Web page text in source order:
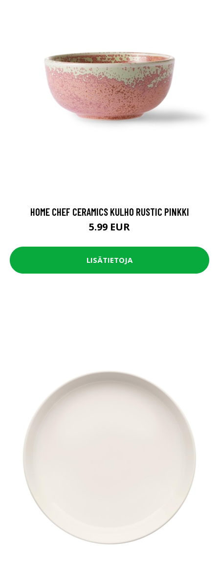
HOME CHEF CERAMICS KULHO RUSTIC PINKKI
5.99 EUR
LISÄTIETOJA